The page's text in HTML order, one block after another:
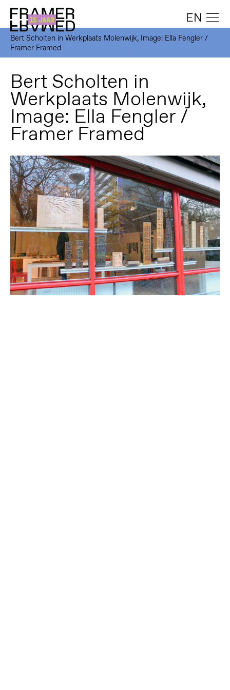
EN
Bert Scholten in Werkplaats Molenwijk, Image: Ella Fengler /
Framer Framed
Bert Scholten in
Werkplaats Molenwijk,
Image: Ella Fengler /
Framer Framed